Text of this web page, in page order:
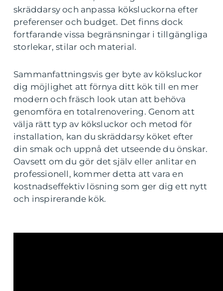
skräddarsy och anpassa köksluckorna efter
preferenser och budget. Det finns dock
fortfarande vissa begränsningar i tillgängliga
storlekar, stilar och material.
Sammanfattningsvis ger byte av köksluckor
dig möjlighet att förnya ditt kök till en mer
modern och fräsch look utan att behöva
genomföra en totalrenovering. Genom att
välja rätt typ av köksluckor och metod för
installation, kan du skräddarsy köket efter
din smak och uppnå det utseende du önskar.
Oavsett om du gör det själv eller anlitar en
professionell, kommer detta att vara en
kostnadseffektiv lösning som ger dig ett nytt
och inspirerande kök.